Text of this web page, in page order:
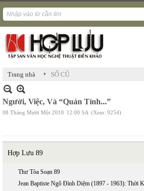
Trang nhà › SỐ CŨ
Người, Việc, Và “Quán Tính...”
08 Tháng Mười Một 2010 12:00 SA (Xem: 9254)
Hợp Lưu 89
Thư Tòa Soạn 89